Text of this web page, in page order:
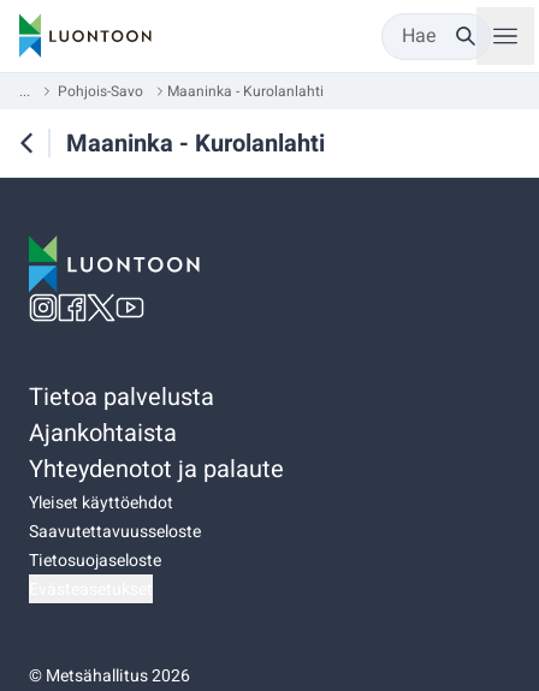
Hae
... Pohjois-Savo Maaninka - Kurolanlahti
Maaninka - Kurolanlahti
Tietoa palvelusta
Ajankohtaista
Yhteydenotot ja palaute
Yleiset käyttöehdot
Saavutettavuusseloste
Tietosuojaseloste
©Metsähallitus 2026